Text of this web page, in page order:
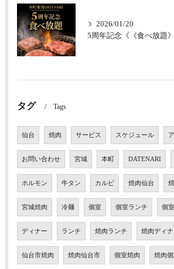
2026/01/20
5周年記念《《食べ放題》
タグ Tags
仙台 焼肉 サービス スケジュール
お問い合わせ 宮城 本町 DATENARI
ホルモン 牛タン カルビ 焼肉仙台
宮城焼肉 冷麺 個室 個室ランチ 個
ディナー ランチ 焼肉ランチ 焼肉ディナ
仙台市焼肉 焼肉仙台市 個室焼肉 焼肉